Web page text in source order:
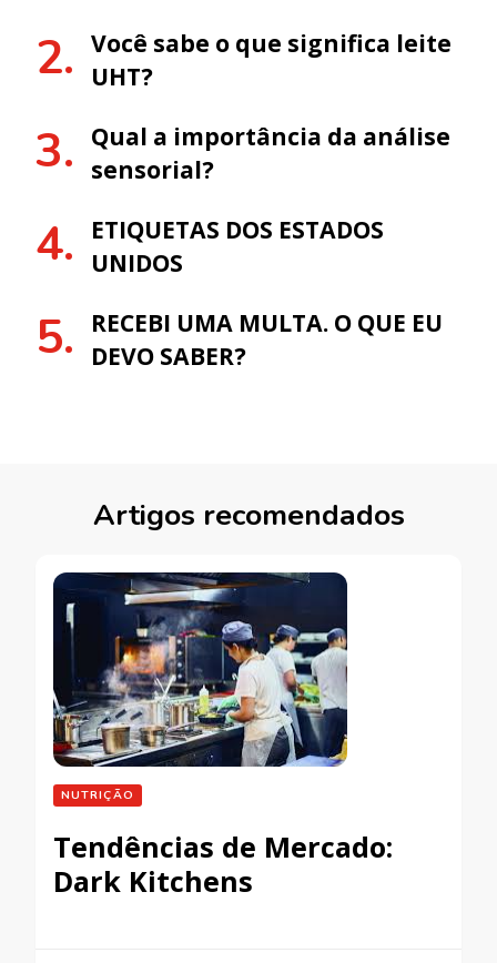
Você sabe o que significa leite
UHT?
Qual a importância da análise
sensorial?
ETIQUETAS DOS ESTADOS
UNIDOS
RECEBI UMA MULTA. O QUE EU
DEVO SABER?
Artigos recomendados
NUTRIÇÃO
Tendências de Mercado:
Dark Kitchens